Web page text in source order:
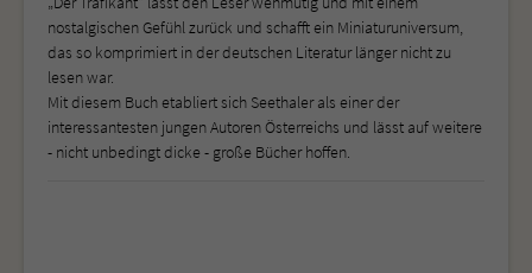
nostalgischen Gefühl zurück und schafft ein Miniaturuniversum,
das so komprimiert in der deutschen Literatur länger nicht zu
lesen war.
Mit diesem Buch etabliert sich Seethaler als einer der
interessantesten jungen Autoren Österreichs und lässt auf weitere
- nicht unbedingt dicke - große Bücher hoffen.